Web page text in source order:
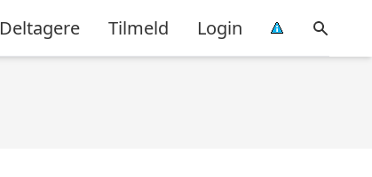
Deltagere Tilmeld Login